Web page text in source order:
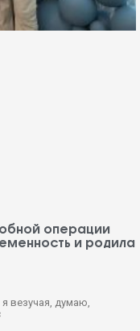
операции
и родила
везучая, думаю,